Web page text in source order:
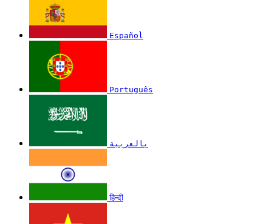
Español
Português
بالعربية
हिन्दी